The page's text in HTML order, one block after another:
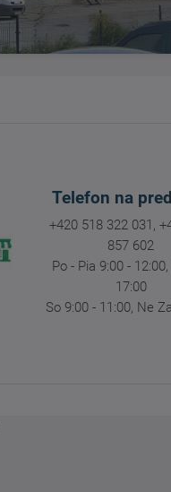
Telefon na
+420 518 322 031,
857 602
Po - Pia 9:00 -
17:00
So 9:00 - 11:00, Ne